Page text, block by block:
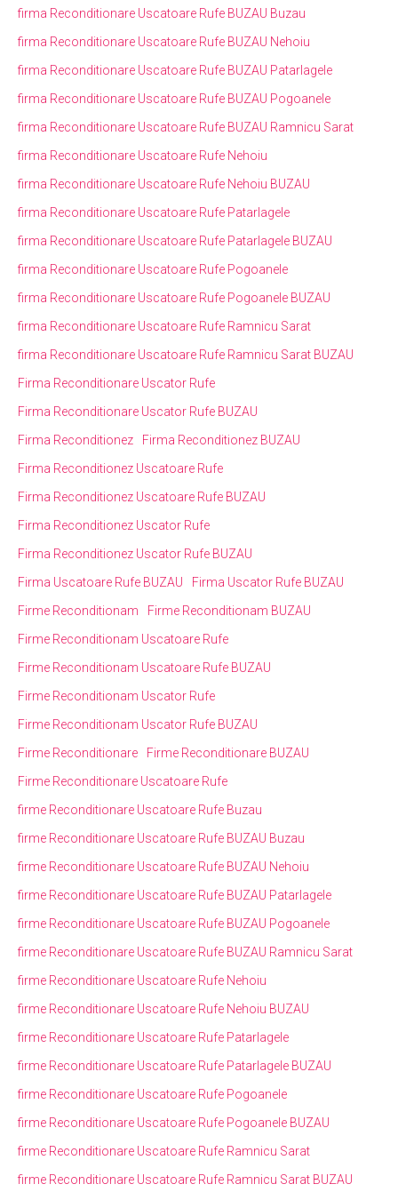
firma Reconditionare Uscatoare Rufe BUZAU Buzau
firma Reconditionare Uscatoare Rufe BUZAU Nehoiu
firma Reconditionare Uscatoare Rufe BUZAU Patarlagele
firma Reconditionare Uscatoare Rufe BUZAU Pogoanele
firma Reconditionare Uscatoare Rufe BUZAU Ramnicu Sarat
firma Reconditionare Uscatoare Rufe Nehoiu
firma Reconditionare Uscatoare Rufe Nehoiu BUZAU
firma Reconditionare Uscatoare Rufe Patarlagele
firma Reconditionare Uscatoare Rufe Patarlagele BUZAU
firma Reconditionare Uscatoare Rufe Pogoanele
firma Reconditionare Uscatoare Rufe Pogoanele BUZAU
firma Reconditionare Uscatoare Rufe Ramnicu Sarat
firma Reconditionare Uscatoare Rufe Ramnicu Sarat BUZAU
Firma Reconditionare Uscator Rufe
Firma Reconditionare Uscator Rufe BUZAU
Firma Reconditionez
Firma Reconditionez BUZAU
Firma Reconditionez Uscatoare Rufe
Firma Reconditionez Uscatoare Rufe BUZAU
Firma Reconditionez Uscator Rufe
Firma Reconditionez Uscator Rufe BUZAU
Firma Uscatoare Rufe BUZAU
Firma Uscator Rufe BUZAU
Firme Reconditionam
Firme Reconditionam BUZAU
Firme Reconditionam Uscatoare Rufe
Firme Reconditionam Uscatoare Rufe BUZAU
Firme Reconditionam Uscator Rufe
Firme Reconditionam Uscator Rufe BUZAU
Firme Reconditionare
Firme Reconditionare BUZAU
Firme Reconditionare Uscatoare Rufe
firme Reconditionare Uscatoare Rufe Buzau
firme Reconditionare Uscatoare Rufe BUZAU Buzau
firme Reconditionare Uscatoare Rufe BUZAU Nehoiu
firme Reconditionare Uscatoare Rufe BUZAU Patarlagele
firme Reconditionare Uscatoare Rufe BUZAU Pogoanele
firme Reconditionare Uscatoare Rufe BUZAU Ramnicu Sarat
firme Reconditionare Uscatoare Rufe Nehoiu
firme Reconditionare Uscatoare Rufe Nehoiu BUZAU
firme Reconditionare Uscatoare Rufe Patarlagele
firme Reconditionare Uscatoare Rufe Patarlagele BUZAU
firme Reconditionare Uscatoare Rufe Pogoanele
firme Reconditionare Uscatoare Rufe Pogoanele BUZAU
firme Reconditionare Uscatoare Rufe Ramnicu Sarat
firme Reconditionare Uscatoare Rufe Ramnicu Sarat BUZAU